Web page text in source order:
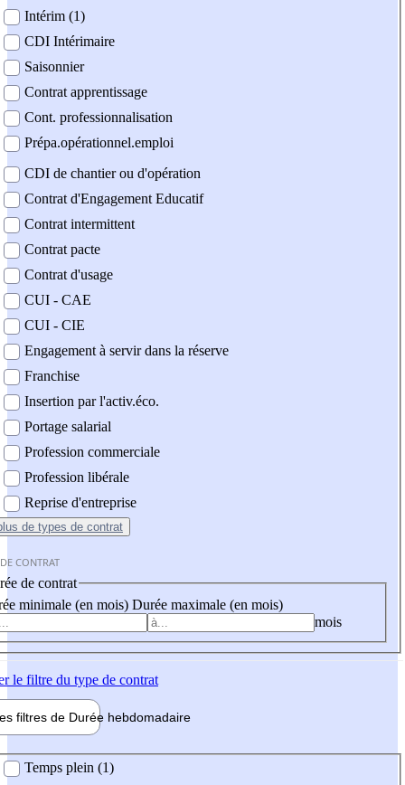
Intérim (1)
CDI Intérimaire
Saisonnier
Contrat apprentissage
Cont. professionnalisation
Prépa.opérationnel.emploi
CDI de chantier ou d'opération
Contrat d'Engagement Educatif
Contrat intermittent
Contrat pacte
Contrat d'usage
CUI - CAE
CUI - CIE
Engagement à servir dans la réserve
Franchise
Insertion par l'activ.éco.
Portage salarial
Profession commerciale
Profession libérale
Reprise d'entreprise
de types de contrat
CONTRAT
de contrat
minimale (en mois) Durée maximale (en mois)
mois
le filtre du type de contrat
filtres de Durée hebdomadaire
Temps plein (1)